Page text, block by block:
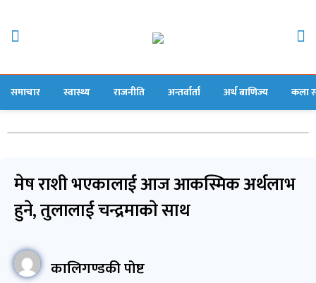
समाचार स्वास्थ्य राजनीति अन्तर्वार्ता अर्थ बाणिज्य कला
मेष राशी भएकालाई आज आकस्मिक अर्थलाभ
हुने, तुलालाई चन्द्रमाकाे साथ
कालिगण्डकी पोष्ट